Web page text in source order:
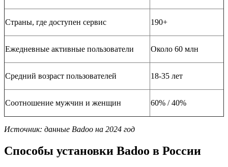
Страны, где доступен сервис 190+
Ежедневные активные пользователи Около 60 млн
Средний возраст пользователей 18-35 лет
Соотношение мужчин и женщин 60% / 40%
Источник: данные Badoo на 2024 год
Способы установки Badoo в России